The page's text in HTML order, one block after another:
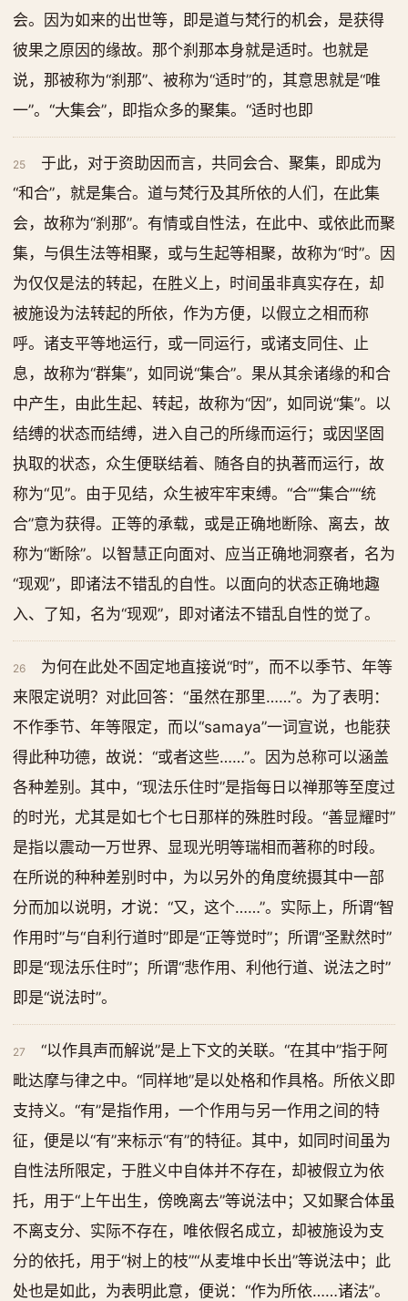
会。因为如来的出世等，即是道与梵行的机会，是获得
彼果之原因的缘故。那个刹那本身就是适时。也就是
说，那被称为“刹那”、被称为“适时”的，其意思就是“唯
一”。“大集会”，即指众多的聚集。“适时也即
25
于此，对于资助因而言，共同会合、聚集，即成为
“和合”，就是集合。道与梵行及其所依的人们，在此集
会，故称为“刹那”。有情或自性法，在此中、或依此而聚
集，与俱生法等相聚，或与生起等相聚，故称为“时”。因
为仅仅是法的转起，在胜义上，时间虽非真实存在，却
被施设为法转起的所依，作为方便，以假立之相而称
呼。诸支平等地运行，或一同运行，或诸支同住、止
息，故称为“群集”，如同说“集合”。果从其余诸缘的和合
中产生，由此生起、转起，故称为“因”，如同说“集”。以
结缚的状态而结缚，进入自己的所缘而运行；或因坚固
执取的状态，众生便联结着、随各自的执著而运行，故
称为“见”。由于见结，众生被牢牢束缚。“合”“集合”“统
合”意为获得。正等的承载，或是正确地断除、离去，故
称为“断除”。以智慧正向面对、应当正确地洞察者，名为
“现观”，即诸法不错乱的自性。以面向的状态正确地趣
入、了知，名为“现观”，即对诸法不错乱自性的觉了。
26
为何在此处不固定地直接说“时”，而不以季节、年等
来限定说明？对此回答：“虽然在那里……”。为了表明：
不作季节、年等限定，而以“samaya”一词宣说，也能获
得此种功德，故说：“或者这些……”。因为总称可以涵盖
各种差别。其中，“现法乐住时”是指每日以禅那等至度过
的时光，尤其是如七个七日那样的殊胜时段。“善显耀时”
是指以震动一万世界、显现光明等瑞相而著称的时段。
在所说的种种差别时中，为以另外的角度统摄其中一部
分而加以说明，才说：“又，这个……”。实际上，所谓“智
作用时”与“自利行道时”即是“正等觉时”；所谓“圣默然时”
即是“现法乐住时”；所谓“悲作用、利他行道、说法之时”
即是“说法时”。
27
“以作具声而解说”是上下文的关联。“在其中”指于阿
毗达摩与律之中。“同样地”是以处格和作具格。所依义即
支持义。“有”是指作用，一个作用与另一作用之间的特
征，便是以“有”来标示“有”的特征。其中，如同时间虽为
自性法所限定，于胜义中自体并不存在，却被假立为依
托，用于“上午出生，傍晚离去”等说法中；又如聚合体虽
不离支分、实际不存在，唯依假名成立，却被施设为支
分的依托，用于“树上的枝”“从麦堆中长出”等说法中；此
处也是如此，为表明此意，便说：“作为所依……诸法”。